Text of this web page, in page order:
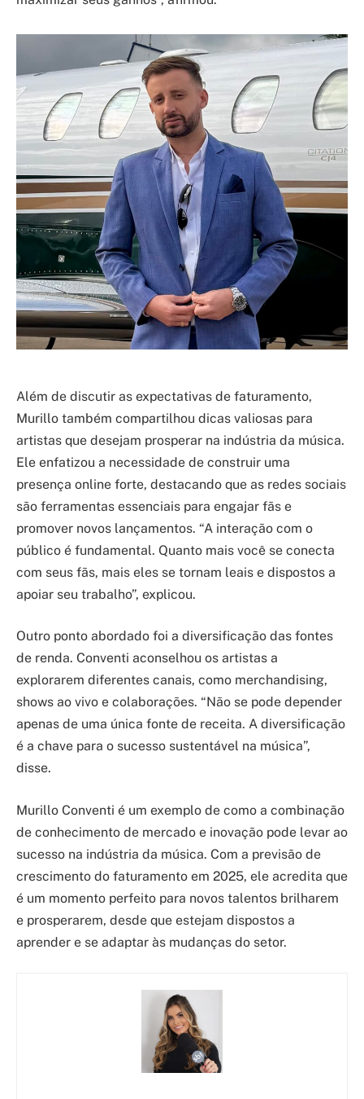
Além de discutir as expectativas de faturamento,
Murillo também compartilhou dicas valiosas para
artistas que desejam prosperar na indústria da música.
Ele enfatizou a necessidade de construir uma
presença online forte, destacando que as redes sociais
são ferramentas essenciais para engajar fãs e
promover novos lançamentos. “A interação com o
público é fundamental. Quanto mais você se conecta
com seus fãs, mais eles se tornam leais e dispostos a
apoiar seu trabalho”, explicou.
Outro ponto abordado foi a diversificação das fontes
de renda. Conventi aconselhou os artistas a
explorarem diferentes canais, como merchandising,
shows ao vivo e colaborações. “Não se pode depender
apenas de uma única fonte de receita. A diversificação
é a chave para o sucesso sustentável na música”,
disse.
Murillo Conventi é um exemplo de como a combinação
de conhecimento de mercado e inovação pode levar ao
sucesso na indústria da música. Com a previsão de
crescimento do faturamento em 2025, ele acredita que
é um momento perfeito para novos talentos brilharem
e prosperarem, desde que estejam dispostos a
aprender e se adaptar às mudanças do setor.